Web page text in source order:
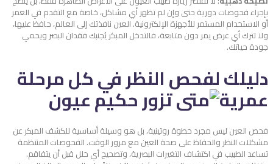
بإجراء فحوصات دورية حتى وإن لم تظهر أي مشاكل، خاصة مع التقدم في العمر
أو الاستخدام المستمر للأجهزة الإلكترونية. العين نافذتك إلى العالم، حافظ عليها،
ولا تترك أي عرض يمر دون متابعة، فالتدخل المبكر يُجنبك فقدان البصر ويحمي
جودة حياتك.
دليلك لفحص النظر في كل مرحلة
عمرية
فحص العين ليس مجرد خطوة روتينية، بل هو وسيلة أساسية للكشف المبكر عن
مشكلات النظر والحفاظ على صحة العين مع مرور الوقت. الفحوصات المنتظمة
تساعد الطبيب في اكتشاف التغيرات البصرية، وتصحيح أي خلل قبل أن يتفاقم.